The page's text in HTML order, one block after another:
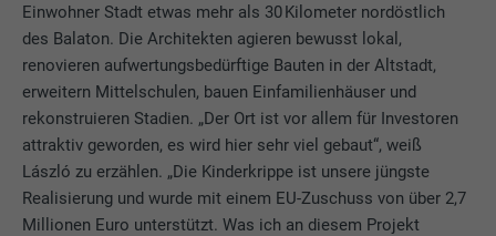
Einwohner Stadt etwas mehr als 30 Kilometer nordöstlich
des Balaton. Die Architekten agieren bewusst lokal,
renovieren aufwertungsbedürftige Bauten in der Altstadt,
erweitern Mittelschulen, bauen Einfamilienhäuser und
rekonstruieren Stadien. „Der Ort ist vor allem für Investoren
attraktiv geworden, es wird hier sehr viel gebaut“, weiß
László zu erzählen. „Die Kinderkrippe ist unsere jüngste
Realisierung und wurde mit einem EU-Zuschuss von über 2,7
Millionen Euro unterstützt. Was ich an diesem Projekt